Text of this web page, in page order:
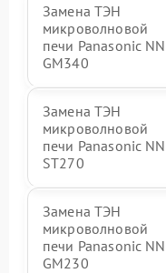
Замена ТЭН
микроволновой
печи Panasonic
GM340
Замена ТЭН
микроволновой
печи Panasonic
ST270
Замена ТЭН
микроволновой
печи Panasonic
GM230